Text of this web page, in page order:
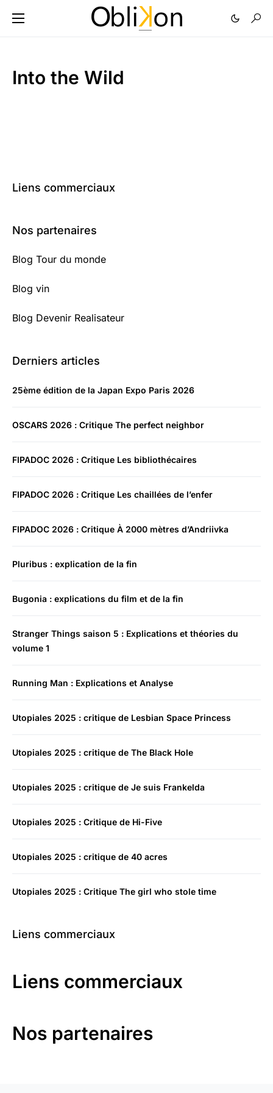
Into the Wild
Liens commerciaux
Nos partenaires
Blog Tour du monde
Blog vin
Blog Devenir Realisateur
Derniers articles
25ème édition de la Japan Expo Paris 2026
OSCARS 2026 : Critique The perfect neighbor
FIPADOC 2026 : Critique Les bibliothécaires
FIPADOC 2026 : Critique Les chaillées de l’enfer
FIPADOC 2026 : Critique À 2000 mètres d’Andriivka
Pluribus : explication de la fin
Bugonia : explications du film et de la fin
Stranger Things saison 5 : Explications et théories du
volume 1
Running Man : Explications et Analyse
Utopiales 2025 : critique de Lesbian Space Princess
Utopiales 2025 : critique de The Black Hole
Utopiales 2025 : critique de Je suis Frankelda
Utopiales 2025 : Critique de Hi-Five
Utopiales 2025 : critique de 40 acres
Utopiales 2025 : Critique The girl who stole time
Liens commerciaux
Liens commerciaux
Nos partenaires